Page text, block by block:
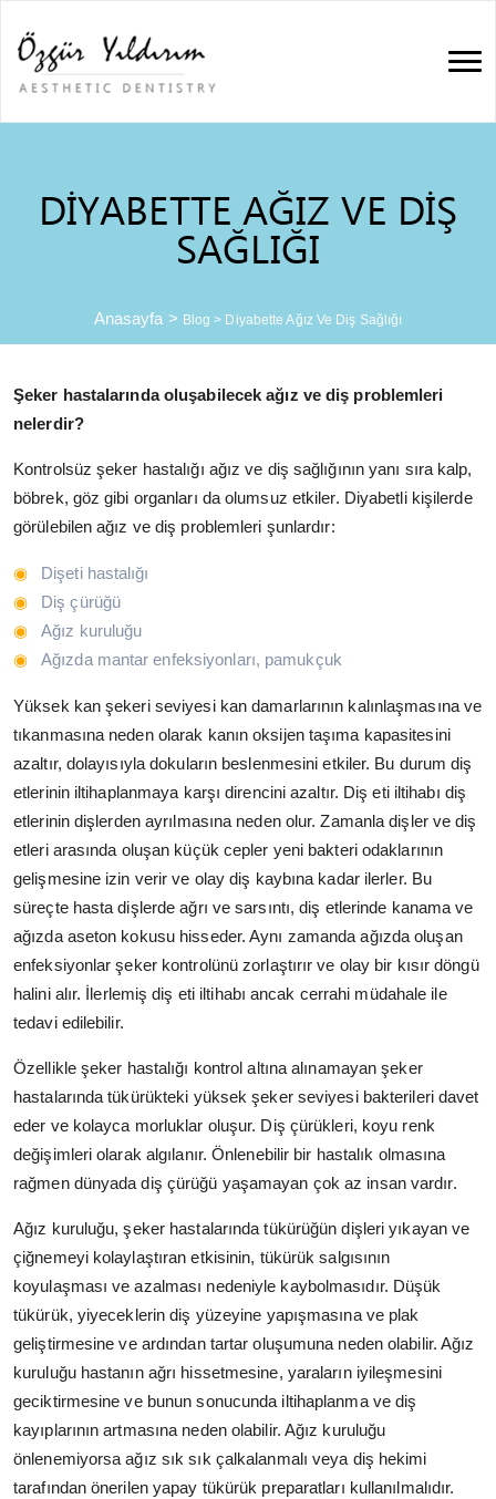
DIYABETTE AĞIZ VE DIŞ
SAĞLIĞI
Anasayfa > Blog> Diyabette Ağız Ve Diş Sağlığı
Şeker hastalarında oluşabilecek ağız ve diş problemleri
nelerdir?
Kontrolsüz şeker hastalığı ağız ve diş sağlığının yanı sıra kalp,
böbrek, göz gibi organları da olumsuz etkiler. Diyabetli kişilerde
görülebilen ağız ve diş problemleri şunlardır:
Dişeti hastalığı
Diş çürüğü
Ağız kuruluğu
Ağızda mantar enfeksiyonları, pamukçuk
Yüksek kan şekeri seviyesi kan damarlarının kalınlaşmasına ve
tıkanmasına neden olarak kanın oksijen taşıma kapasitesini
azaltır, dolayısıyla dokuların beslenmesini etkiler. Bu durum diş
etlerinin iltihaplanmaya karşı direncini azaltır. Diş eti iltihabı diş
etlerinin dişlerden ayrılmasına neden olur. Zamanla dişler ve diş
etleri arasında oluşan küçük cepler yeni bakteri odaklarının
gelişmesine izin verir ve olay diş kaybına kadar ilerler. Bu
süreçte hasta dişlerde ağrı ve sarsıntı, diş etlerinde kanama ve
ağızda aseton kokusu hisseder. Aynı zamanda ağızda oluşan
enfeksiyonlar şeker kontrolünü zorlaştırır ve olay bir kısır döngü
halini alır. İlerlemiş diş eti iltihabı ancak cerrahi müdahale ile
tedavi edilebilir.
Özellikle şeker hastalığı kontrol altına alınamayan şeker
hastalarında tükürükteki yüksek şeker seviyesi bakterileri davet
eder ve kolayca morluklar oluşur. Diş çürükleri, koyu renk
değişimleri olarak algılanır. Önlenebilir bir hastalık olmasına
rağmen dünyada diş çürüğü yaşamayan çok az insan vardır.
Ağız kuruluğu, şeker hastalarında tükürüğün dişleri yıkayan ve
çiğnemeyi kolaylaştıran etkisinin, tükürük salgısının
koyulaşması ve azalması nedeniyle kaybolmasıdır. Düşük
tükürük, yiyeceklerin diş yüzeyine yapışmasına ve plak
geliştirmesine ve ardından tartar oluşumuna neden olabilir. Ağız
kuruluğu hastanın ağrı hissetmesine, yaraların iyileşmesini
geciktirmesine ve bunun sonucunda iltihaplanma ve diş
kayıplarının artmasına neden olabilir. Ağız kuruluğu
önlenemiyorsa ağız sık sık çalkalanmalı veya diş hekimi
tarafından önerilen yapay tükürük preparatları kullanılmalıdır.